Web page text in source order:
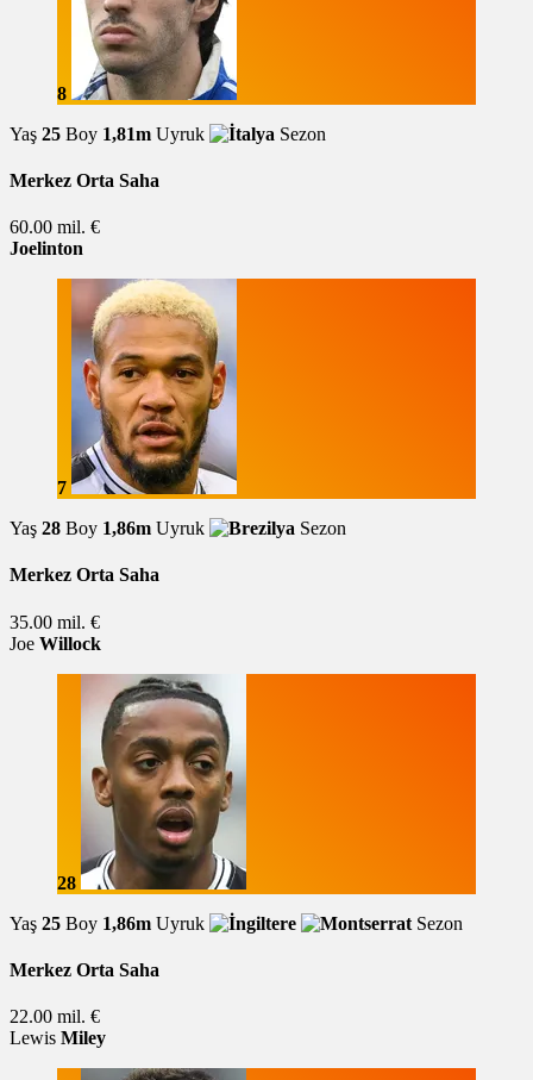
8
Yaş 25 Boy 1,81m Uyruk Sezon
Merkez Orta Saha
60.00 mil. €
Joelinton
7
Yaş 28 Boy 1,86m Uyruk Sezon
Merkez Orta Saha
35.00 mil. €
Joe Willock
28
Yaş 25 Boy 1,86m Uyruk Sezon
Merkez Orta Saha
22.00 mil. €
Lewis Miley